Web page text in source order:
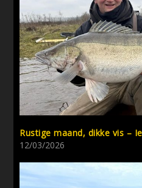
Rustige maand, dikke vis –
12/03/2026